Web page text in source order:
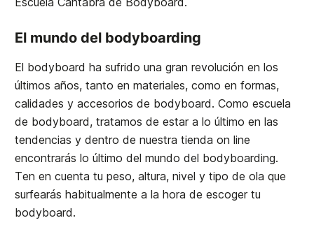
El mundo del bodyboarding
El bodyboard ha sufrido una gran revolución en los
últimos años, tanto en materiales, como en formas,
calidades y accesorios de bodyboard. Como escuela
de bodyboard, tratamos de estar a lo último en las
tendencias y dentro de nuestra tienda on line
encontrarás lo último del mundo del bodyboarding.
Ten en cuenta tu peso, altura, nivel y tipo de ola que
surfearás habitualmente a la hora de escoger tu
bodyboard.